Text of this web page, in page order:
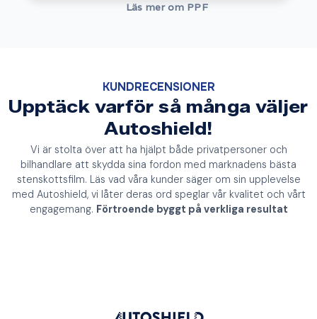
Läs mer om PPF
KUNDRECENSIONER
Upptäck varför så många väljer
Autoshield!
Vi är stolta över att ha hjälpt både privatpersoner och
bilhandlare att skydda sina fordon med marknadens bästa
stenskottsfilm. Läs vad våra kunder säger om sin upplevelse
med Autoshield, vi låter deras ord speglar vår kvalitet och vårt
engagemang. Förtroende byggt på verkliga resultat